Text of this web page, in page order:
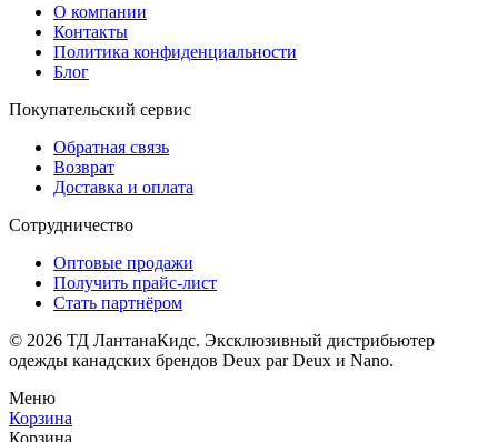
О компании
Контакты
Политика конфиденциальности
Блог
Покупательский сервис
Обратная связь
Возврат
Доставка и оплата
Сотрудничество
Оптовые продажи
Получить прайс-лист
Стать партнёром
© 2026 ТД ЛантанаКидс. Эксклюзивный дистрибьютер
одежды канадских брендов Deux par Deux и Nano.
Меню
Корзина
Корзина